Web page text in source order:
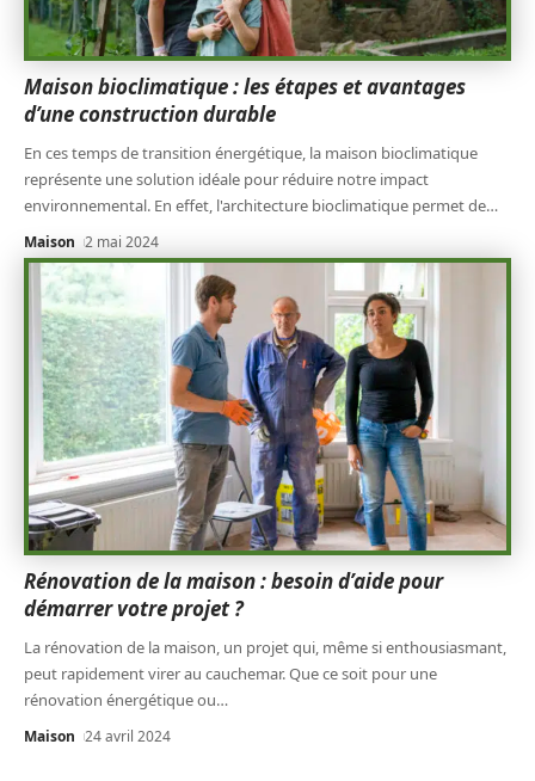
Maison bioclimatique : les étapes et avantages
d’une construction durable
En ces temps de transition énergétique, la maison bioclimatique
représente une solution idéale pour réduire notre impact
environnemental. En effet, l'architecture bioclimatique permet de…
Maison 2 mai 2024
Rénovation de la maison : besoin d’aide pour
démarrer votre projet ?
La rénovation de la maison, un projet qui, même si enthousiasmant,
peut rapidement virer au cauchemar. Que ce soit pour une
rénovation énergétique ou…
Maison 24 avril 2024